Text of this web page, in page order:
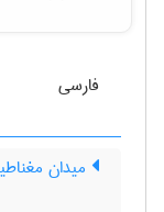
فارسی
میدان